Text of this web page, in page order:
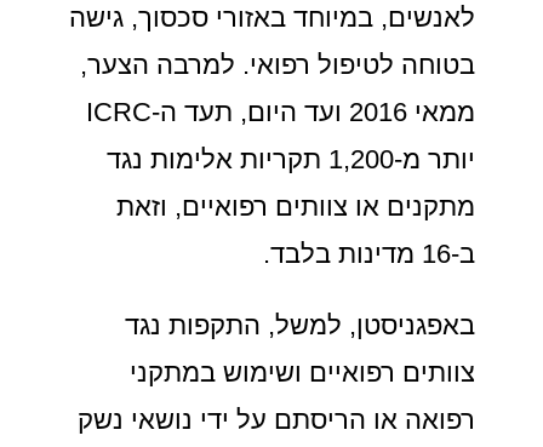
לאנשים, במיוחד באזורי סכסוך, גישה
בטוחה לטיפול רפואי. למרבה הצער,
ממאי 2016 ועד היום, תעד ה-ICRC
יותר מ-1,200 תקריות אלימות נגד
מתקנים או צוותים רפואיים, וזאת
ב-16 מדינות בלבד.
באפגניסטן, למשל, התקפות נגד
צוותים רפואיים ושימוש במתקני
רפואה או הריסתם על ידי נושאי נשק